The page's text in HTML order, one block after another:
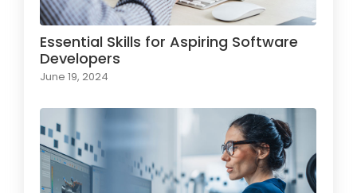
Essential Skills for Aspiring Software
Developers
June 19, 2024